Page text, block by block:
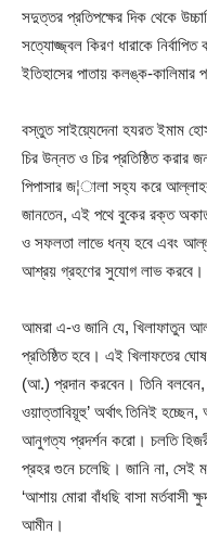
সদুত্তর প্রতিপক্ষের দিক থেকে
সত্যোজ্জ্বল কিরণ ধারাকে
ইতিহাসের পাতায় কলঙ্ক-কালিমার
বস্তুত সাইয়্যেদেনা হযরত ইমাম
চির উন্নত ও চির প্রতিষ্ঠিত করার
পিপাসার জ¦ালা সহ্য করে
জানতেন, এই পথে বুকের রক্ত
ও সফলতা লাভে ধন্য হবে এবং
আশ্রয় গ্রহণের সুযোগ লাভ
আমরা এ-ও জানি যে, খিলাফাতুন
প্রতিষ্ঠিত হবে। এই খিলাফতের
(আ.) প্রদান করবেন। তিনি বলবেন,
ওয়াত্তাবিয়ূহু’ অর্থাৎ তিনিই
আনুগত্য প্রদর্শন করো। চলতি
প্রহর গুনে চলেছি। জানি না, সেই
‘আশায় মোরা বাঁধছি বাসা
আমীন।